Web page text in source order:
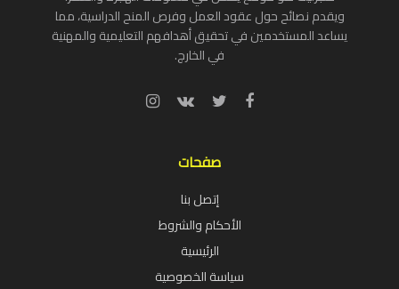
ويقدم نصائح حول عقود العمل وفرص المنح الدراسية، مما
يساعد المستخدمين في تحقيق أهدافهم التعليمية والمهنية
في الخارج.
صفحات
إتصل بنا
الأحكام والشروط
الرئيسية
سياسة الخصوصية